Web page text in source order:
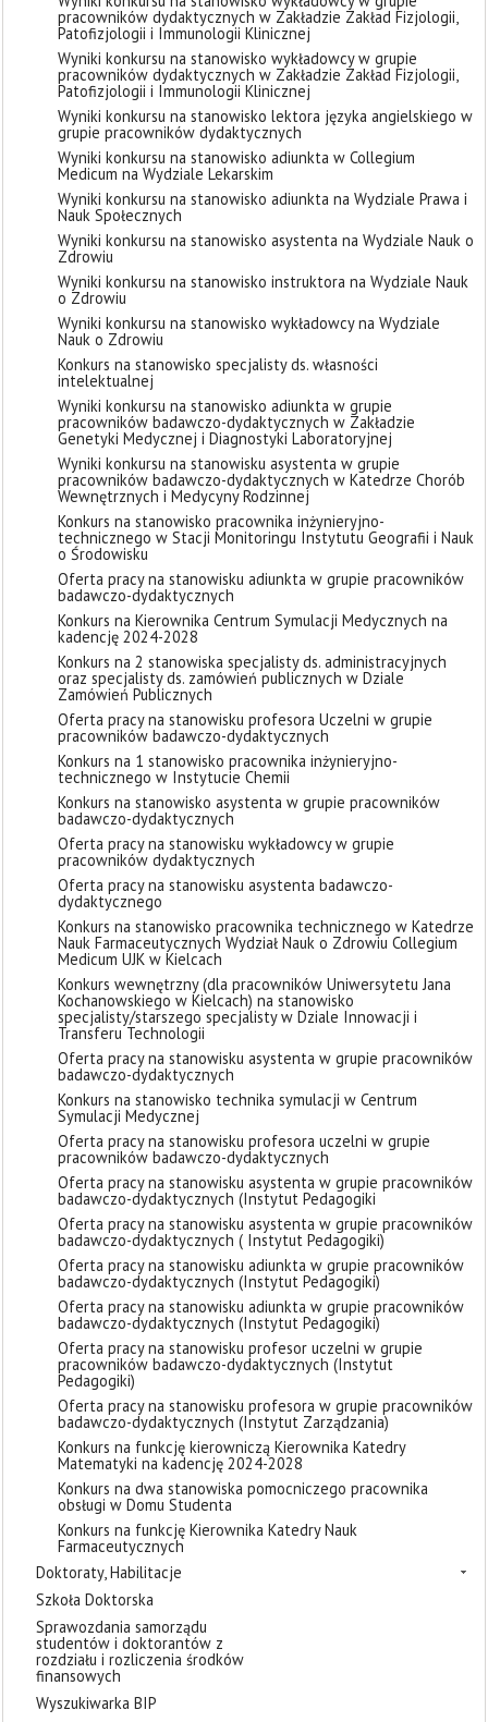
pracowników dydaktycznych w Zakładzie Zakład Fizjologii,
Patofizjologii i Immunologii Klinicznej
Wyniki konkursu na stanowisko wykładowcy w grupie
pracowników dydaktycznych w Zakładzie Zakład Fizjologii,
Patofizjologii i Immunologii Klinicznej
Wyniki konkursu na stanowisko lektora języka angielskiego w
grupie pracowników dydaktycznych
Wyniki konkursu na stanowisko adiunkta w Collegium
Medicum na Wydziale Lekarskim
Wyniki konkursu na stanowisko adiunkta na Wydziale Prawa i
Nauk Społecznych
Wyniki konkursu na stanowisko asystenta na Wydziale Nauk o
Zdrowiu
Wyniki konkursu na stanowisko instruktora na Wydziale Nauk
o Zdrowiu
Wyniki konkursu na stanowisko wykładowcy na Wydziale
Nauk o Zdrowiu
Konkurs na stanowisko specjalisty ds. własności
intelektualnej
Wyniki konkursu na stanowisko adiunkta w grupie
pracowników badawczo-dydaktycznych w Zakładzie
Genetyki Medycznej i Diagnostyki Laboratoryjnej
Wyniki konkursu na stanowisku asystenta w grupie
pracowników badawczo-dydaktycznych w Katedrze Chorób
Wewnętrznych i Medycyny Rodzinnej
Konkurs na stanowisko pracownika inżynieryjno-
technicznego w Stacji Monitoringu Instytutu Geografii i Nauk
o Środowisku
Oferta pracy na stanowisku adiunkta w grupie pracowników
badawczo-dydaktycznych
Konkurs na Kierownika Centrum Symulacji Medycznych na
kadencję 2024-2028
Konkurs na 2 stanowiska specjalisty ds. administracyjnych
oraz specjalisty ds. zamówień publicznych w Dziale
Zamówień Publicznych
Oferta pracy na stanowisku profesora Uczelni w grupie
pracowników badawczo-dydaktycznych
Konkurs na 1 stanowisko pracownika inżynieryjno-
technicznego w Instytucie Chemii
Konkurs na stanowisko asystenta w grupie pracowników
badawczo-dydaktycznych
Oferta pracy na stanowisku wykładowcy w grupie
pracowników dydaktycznych
Oferta pracy na stanowisku asystenta badawczo-
dydaktycznego
Konkurs na stanowisko pracownika technicznego w Katedrze
Nauk Farmaceutycznych Wydział Nauk o Zdrowiu Collegium
Medicum UJK w Kielcach
Konkurs wewnętrzny (dla pracowników Uniwersytetu Jana
Kochanowskiego w Kielcach) na stanowisko
specjalisty/starszego specjalisty w Dziale Innowacji i
Transferu Technologii
Oferta pracy na stanowisku asystenta w grupie pracowników
badawczo-dydaktycznych
Konkurs na stanowisko technika symulacji w Centrum
Symulacji Medycznej
Oferta pracy na stanowisku profesora uczelni w grupie
pracowników badawczo-dydaktycznych
Oferta pracy na stanowisku asystenta w grupie pracowników
badawczo-dydaktycznych (Instytut Pedagogiki
Oferta pracy na stanowisku asystenta w grupie pracowników
badawczo-dydaktycznych ( Instytut Pedagogiki)
Oferta pracy na stanowisku adiunkta w grupie pracowników
badawczo-dydaktycznych (Instytut Pedagogiki)
Oferta pracy na stanowisku adiunkta w grupie pracowników
badawczo-dydaktycznych (Instytut Pedagogiki)
Oferta pracy na stanowisku profesor uczelni w grupie
pracowników badawczo-dydaktycznych (Instytut
Pedagogiki)
Oferta pracy na stanowisku profesora w grupie pracowników
badawczo-dydaktycznych (Instytut Zarządzania)
Konkurs na funkcję kierowniczą Kierownika Katedry
Matematyki na kadencję 2024-2028
Konkurs na dwa stanowiska pomocniczego pracownika
obsługi w Domu Studenta
Konkurs na funkcję Kierownika Katedry Nauk
Farmaceutycznych
Doktoraty, Habilitacje
Szkoła Doktorska
Sprawozdania samorządu
studentów i doktorantów z
rozdziału i rozliczenia środków
finansowych
Wyszukiwarka BIP